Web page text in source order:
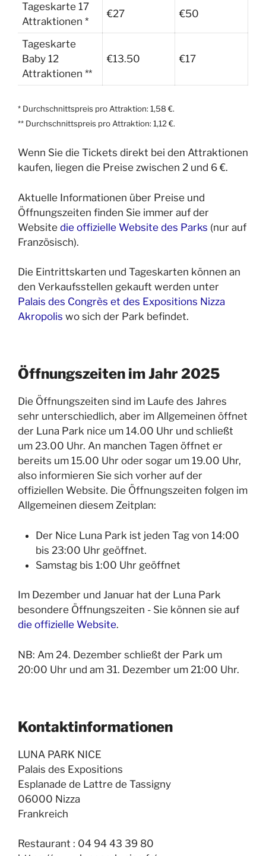
Tageskarte 17
Attraktionen *
€27 €50
Tageskarte
Baby 12
Attraktionen **
€13.50 €17
* Durchschnittspreis pro Attraktion: 1,58 €.
** Durchschnittspreis pro Attraktion: 1,12 €.
Wenn Sie die Tickets direkt bei den Attraktionen
kaufen, liegen die Preise zwischen 2 und 6 €.
Aktuelle Informationen über Preise und
Öffnungszeiten finden Sie immer auf der
Website die offizielle Website des Parks (nur auf
Französisch).
Die Eintrittskarten und Tageskarten können an
den Verkaufsstellen gekauft werden unter
Palais des Congrès et des Expositions Nizza
Akropolis wo sich der Park befindet.
Öffnungszeiten im Jahr 2025
Die Öffnungszeiten sind im Laufe des Jahres
sehr unterschiedlich, aber im Allgemeinen öffnet
der Luna Park nice um 14.00 Uhr und schließt
um 23.00 Uhr. An manchen Tagen öffnet er
bereits um 15.00 Uhr oder sogar um 19.00 Uhr,
also informieren Sie sich vorher auf der
offiziellen Website. Die Öffnungszeiten folgen im
Allgemeinen diesem Zeitplan:
Der Nice Luna Park ist jeden Tag von 14:00
bis 23:00 Uhr geöffnet.
Samstag bis 1:00 Uhr geöffnet
Im Dezember und Januar hat der Luna Park
besondere Öffnungszeiten - Sie können sie auf
die offizielle Website.
NB: Am 24. Dezember schließt der Park um
20:00 Uhr und am 31. Dezember um 21:00 Uhr.
Kontaktinformationen
LUNA PARK NICE
Palais des Expositions
Esplanade de Lattre de Tassigny
06000 Nizza
Frankreich
Restaurant : 04 94 43 39 80